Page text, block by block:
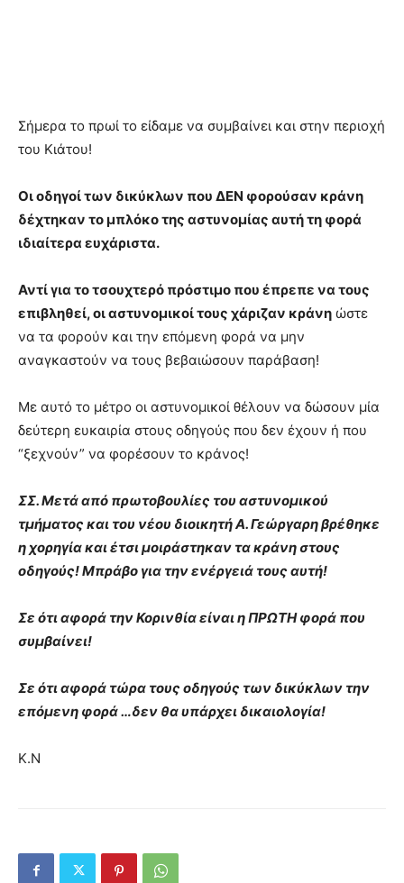
Σήμερα το πρωί το είδαμε να συμβαίνει και στην περιοχή
του Κιάτου!
Οι οδηγοί των δικύκλων που ΔΕΝ φορούσαν κράνη
δέχτηκαν το μπλόκο της αστυνομίας αυτή τη φορά
ιδιαίτερα ευχάριστα.
Αντί για το τσουχτερό πρόστιμο που έπρεπε να τους
επιβληθεί, οι αστυνομικοί τους χάριζαν κράνη ώστε
να τα φορούν και την επόμενη φορά να μην
αναγκαστούν να τους βεβαιώσουν παράβαση!
Με αυτό το μέτρο οι αστυνομικοί θέλουν να δώσουν μία
δεύτερη ευκαιρία στους οδηγούς που δεν έχουν ή που
“ξεχνούν” να φορέσουν το κράνος!
ΣΣ. Μετά από πρωτοβουλίες του αστυνομικού
τμήματος και του νέου διοικητή Α. Γεώργαρη βρέθηκε
η χορηγία και έτσι μοιράστηκαν τα κράνη στους
οδηγούς! Μπράβο για την ενέργειά τους αυτή!
Σε ότι αφορά την Κορινθία είναι η ΠΡΩΤΗ φορά που
συμβαίνει!
Σε ότι αφορά τώρα τους οδηγούς των δικύκλων την
επόμενη φορά …δεν θα υπάρχει δικαιολογία!
Κ.Ν